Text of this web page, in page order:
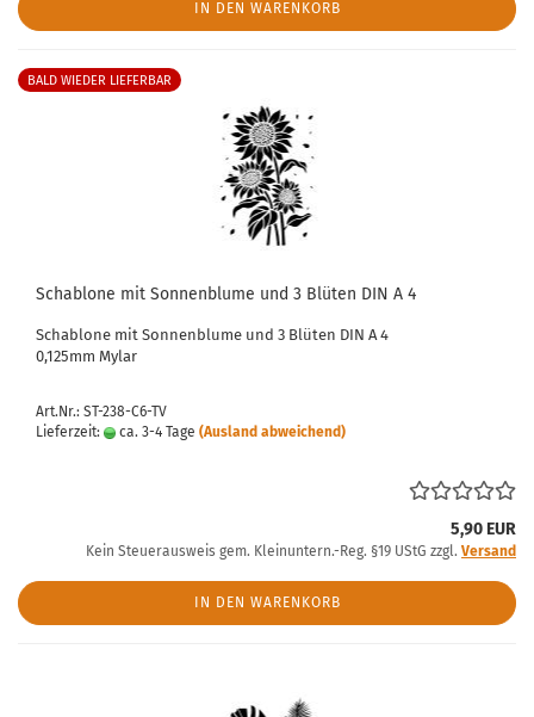
IN DEN WARENKORB
BALD WIEDER LIEFERBAR
Schablone mit Sonnenblume und 3 Blüten DIN A 4
Schablone mit Sonnenblume und 3 Blüten DIN A 4
0,125mm Mylar
Art.Nr.: ST-238-C6-TV
Lieferzeit:
ca. 3-4 Tage (Ausland abweichend)
5,90 EUR
Kein Steuerausweis gem. Kleinuntern.-Reg. §19 UStG zzgl. Versand
IN DEN WARENKORB